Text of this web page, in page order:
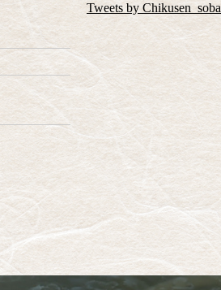
Tweets by Chikusen_soba